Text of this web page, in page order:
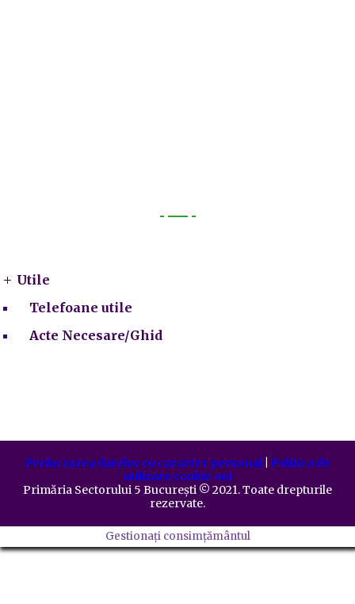
Utile
Telefoane utile
Acte Necesare/Ghid
Prelucrarea datelor cu caracter personal| Politica de
utilizare cookie-uri
Primăria Sectorului 5 București ©️ 2021. Toate drepturile
rezervate.
Gestionați consimțământul